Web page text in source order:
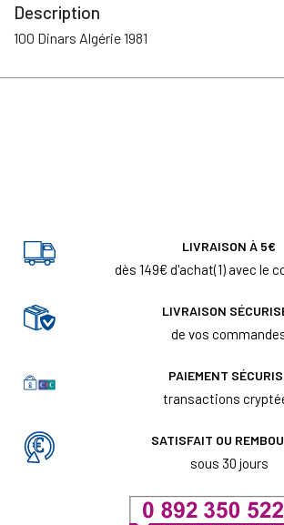
Description
100 Dinars Algérie 1981
LIVRAISON À 5€
dès 149€ d'achat(1) avec le
LIVRAISON
de vos
PAIEMENT
transactions
SATISFAIT OU
sous 30 jours